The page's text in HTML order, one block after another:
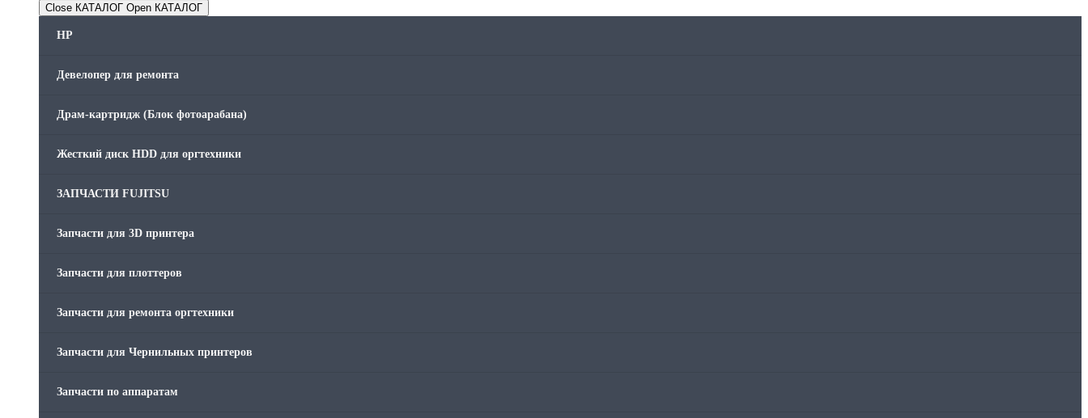
Close КАТАЛОГ Open КАТАЛОГ
HP
Девелопер для ремонта
Драм-картридж (Блок фотоарабана)
Жесткий диск HDD для оргтехники
ЗАПЧАСТИ FUJITSU
Запчасти для 3D принтера
Запчасти для плоттеров
Запчасти для ремонта оргтехники
Запчасти для Чернильных принтеров
Запчасти по аппаратам